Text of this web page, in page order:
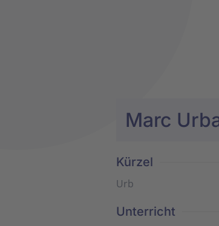
Marc
Kürzel
Urb
Unterricht